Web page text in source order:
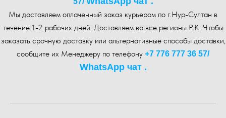
Мы доставляем оплаченный заказ курьером по г.Нур-Cултан в
течение 1-2 рабочих дней. Доставляем во все регионы Р.К. Чтобы
заказать срочную доставку или альтернативные способы доставки,
сообщите их Менеджеру по телефону +7 776 777 36 57/
WhatsA pp чат .